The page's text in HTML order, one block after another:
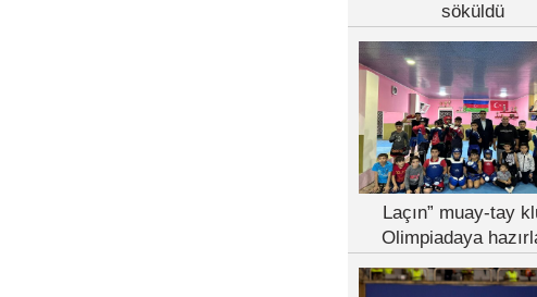
söküldü
Laçın” muay-tay
Olimpiadaya